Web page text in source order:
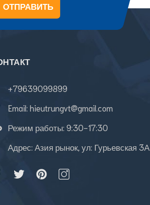
ОТПРАВИТЬ
+79639099899
Email: hieutrungvt@gmail.com
Режим работы: 9:30-17:30
Адрес: Азия рынок, ул: Гурьевская 3А